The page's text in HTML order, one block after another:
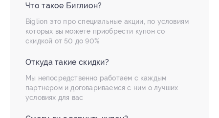
Что такое Биглион?
Biglion это про специальные акции, по условиям
которых вы можете приобрести купон со
скидкой от 50 до 90%
Откуда такие скидки?
Мы непосредственно работаем с каждым
партнером и договариваемся с ним о лучших
условиях для вас